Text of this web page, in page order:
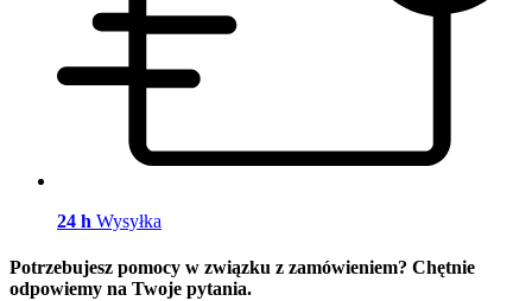
24 h Wysyłka
Potrzebujesz pomocy w związku z zamówieniem? Chętnie
odpowiemy na Twoje pytania.